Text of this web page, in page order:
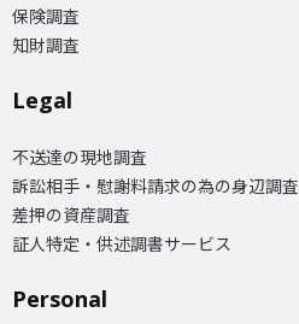
保険調査
知財調査
Legal
不送達の現地調査
訴訟相手・慰謝料請求の為の身辺調査
差押の資産調査
証人特定・供述調書サービス
Personal